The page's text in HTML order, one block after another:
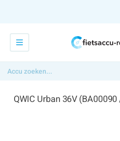
QWIC Urban 36V